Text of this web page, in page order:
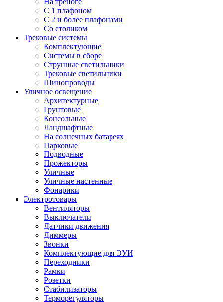
На треноге
С 1 плафоном
С 2 и более плафонами
Со столиком
Трековые системы
Комплектующие
Системы в сборе
Струнные светильники
Трековые светильники
Шинопроводы
Уличное освещение
Архитектурные
Грунтовые
Консольные
Ландшафтные
На солнечных батареях
Парковые
Подводные
Прожекторы
Уличные
Уличные настенные
Фонарики
Электротовары
Вентиляторы
Выключатели
Датчики движения
Диммеры
Звонки
Комплектующие для ЭУИ
Переходники
Рамки
Розетки
Стабилизаторы
Терморегуляторы